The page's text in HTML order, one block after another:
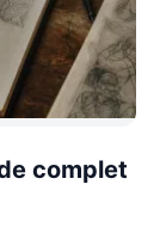
complet